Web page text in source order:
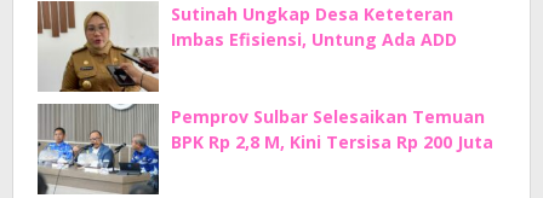
Sutinah Ungkap Desa Keteteran
Imbas Efisiensi, Untung Ada ADD
Pemprov Sulbar Selesaikan Temuan
BPK Rp 2,8 M, Kini Tersisa Rp 200 Juta